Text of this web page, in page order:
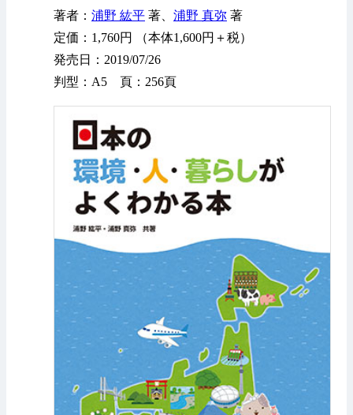
著者： 浦野 紘平 著、 浦野 真弥 著
定価：1,760円 （本体1,600円＋税）
発売日：2019/07/26
判型：A5 頁：256頁